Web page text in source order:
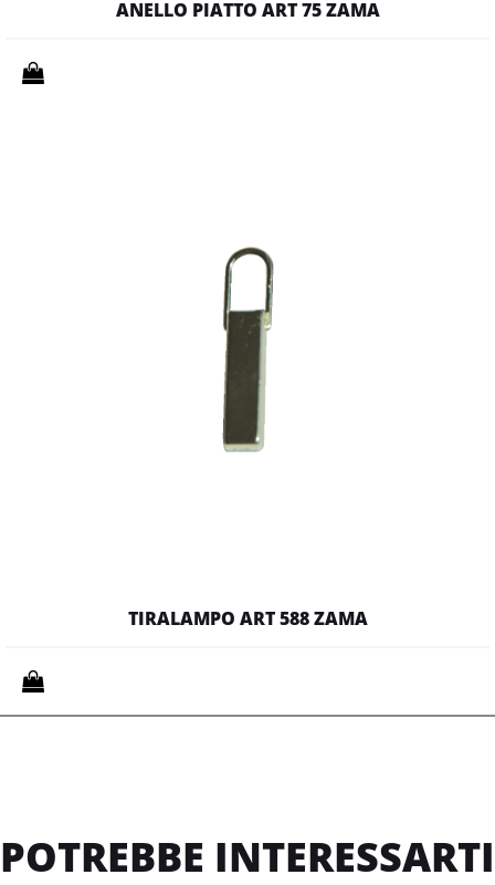
ANELLO PIATTO ART 75 ZAMA
Quantità
TIRALAMPO ART 588 ZAMA
Quantità
POTREBBE INTERESSARTI